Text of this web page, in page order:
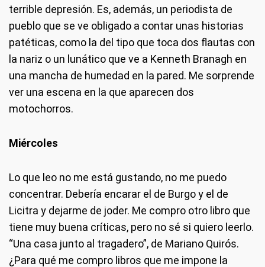
terrible depresión. Es, además, un periodista de
pueblo que se ve obligado a contar unas historias
patéticas, como la del tipo que toca dos flautas con
la nariz o un lunático que ve a Kenneth Branagh en
una mancha de humedad en la pared. Me sorprende
ver una escena en la que aparecen dos
motochorros.
Miércoles
Lo que leo no me está gustando, no me puedo
concentrar. Debería encarar el de Burgo y el de
Licitra y dejarme de joder. Me compro otro libro que
tiene muy buena críticas, pero no sé si quiero leerlo.
“Una casa junto al tragadero”, de Mariano Quirós.
¿Para qué me compro libros que me impone la